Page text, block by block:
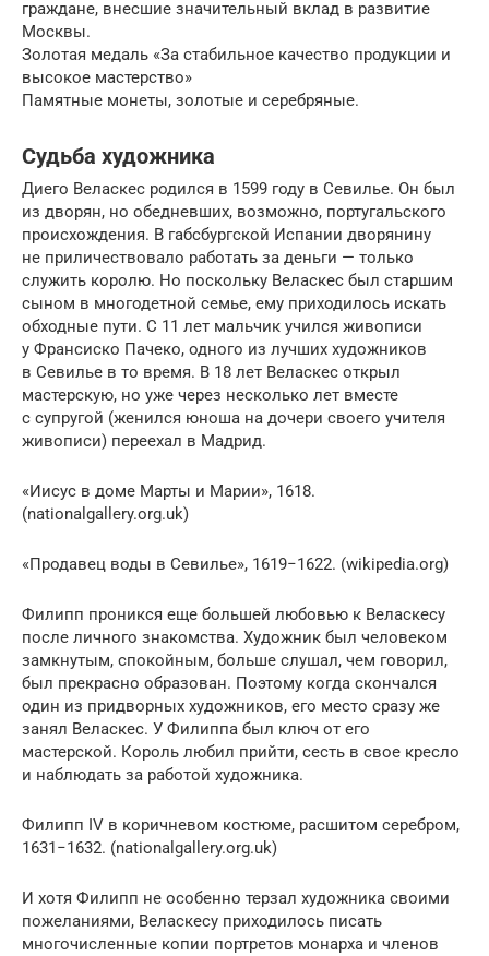
граждане, внесшие значительный вклад в развитие
Москвы.
Золотая медаль «За стабильное качество продукции и
высокое мастерство»
Памятные монеты, золотые и серебряные.
Судьба художника
Диего Веласкес родился в 1599 году в Севилье. Он был
из дворян, но обедневших, возможно, португальского
происхождения. В габсбургской Испании дворянину
не приличествовало работать за деньги — только
служить королю. Но поскольку Веласкес был старшим
сыном в многодетной семье, ему приходилось искать
обходные пути. С 11 лет мальчик учился живописи
у Франсиско Пачеко, одного из лучших художников
в Севилье в то время. В 18 лет Веласкес открыл
мастерскую, но уже через несколько лет вместе
с супругой (женился юноша на дочери своего учителя
живописи) переехал в Мадрид.
«Иисус в доме Марты и Марии», 1618.
(nationalgallery.org.uk)
«Продавец воды в Севилье», 1619−1622. (wikipedia.org)
Филипп проникся еще большей любовью к Веласкесу
после личного знакомства. Художник был человеком
замкнутым, спокойным, больше слушал, чем говорил,
был прекрасно образован. Поэтому когда скончался
один из придворных художников, его место сразу же
занял Веласкес. У Филиппа был ключ от его
мастерской. Король любил прийти, сесть в свое кресло
и наблюдать за работой художника.
Филипп IV в коричневом костюме, расшитом серебром,
1631−1632. (nationalgallery.org.uk)
И хотя Филипп не особенно терзал художника своими
пожеланиями, Веласкесу приходилось писать
многочисленные копии портретов монарха и членов